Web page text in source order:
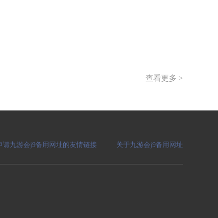
查看更多 >
请九游会j9备用网址的友情链接 关于九游会j9备用网址